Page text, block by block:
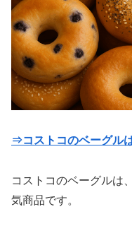
⇒コストコのベーグル
コストコのベーグルは
気商品です。